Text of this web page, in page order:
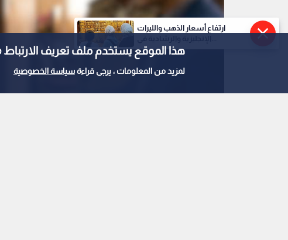
هذا الموقع يستخدم ملف تعريف الارتباط Cookie
لمزيد من المعلومات ، يرجى قراءةسياسة الخصوصية
ارتفاع أسعار الذهب والليرات